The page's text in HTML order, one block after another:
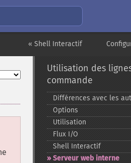
« Shell Interactif
Utilisation des
commande
Différences avec les
Options
Utilisation
Flux I/O
Shell Interactif
Serveur web interne